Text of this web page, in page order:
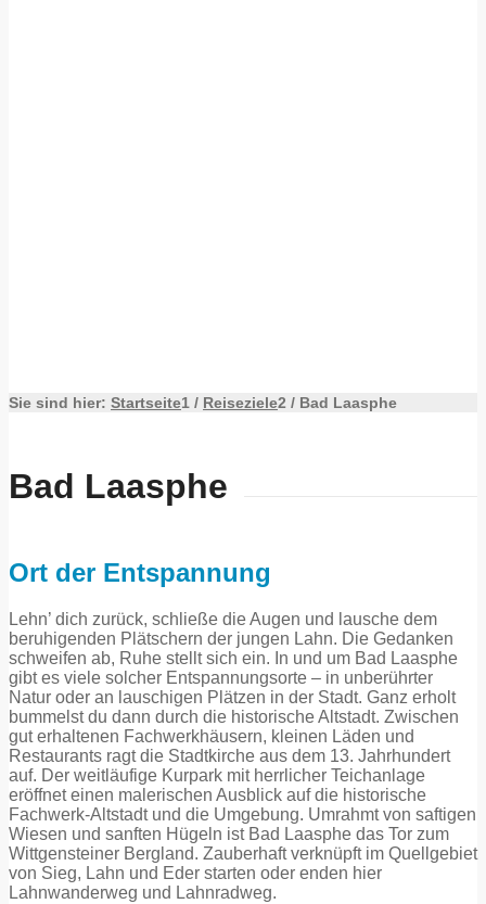
Sie sind hier: Startseite1 / Reiseziele2 / Bad Laasphe
Bad Laasphe
Ort der Entspannung
Lehn’ dich zurück, schließe die Augen und lausche dem
beruhigenden Plätschern der jungen Lahn. Die Gedanken
schweifen ab, Ruhe stellt sich ein. In und um Bad Laasphe
gibt es viele solcher Entspannungsorte – in unberührter
Natur oder an lauschigen Plätzen in der Stadt. Ganz erholt
bummelst du dann durch die historische Altstadt. Zwischen
gut erhaltenen Fachwerkhäusern, kleinen Läden und
Restaurants ragt die Stadtkirche aus dem 13. Jahrhundert
auf. Der weitläufige Kurpark mit herrlicher Teichanlage
eröffnet einen malerischen Ausblick auf die historische
Fachwerk-Altstadt und die Umgebung. Umrahmt von saftigen
Wiesen und sanften Hügeln ist Bad Laasphe das Tor zum
Wittgensteiner Bergland. Zauberhaft verknüpft im Quellgebiet
von Sieg, Lahn und Eder starten oder enden hier
Lahnwanderweg und Lahnradweg.